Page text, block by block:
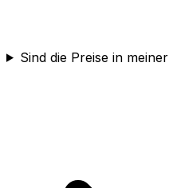
Sind die Preise in